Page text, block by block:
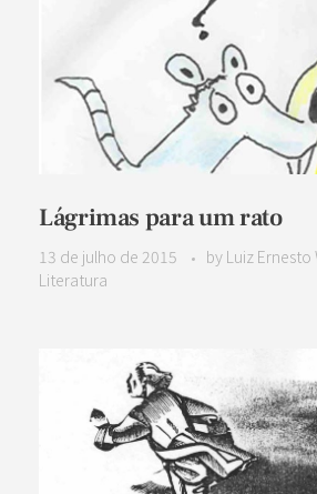
Lágrimas para um rato
13 de julho de 2015 by Luiz Ernesto
Literatura